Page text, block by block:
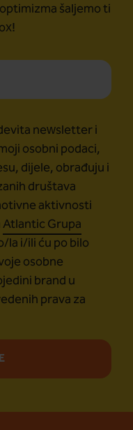
šaljemo ti
newsletter i
osobni podaci,
dijele, obrađuju i
društava
aktivnosti
Atlantic Grupa
la i/ili ću po bilo
osobne
brand u
prava za